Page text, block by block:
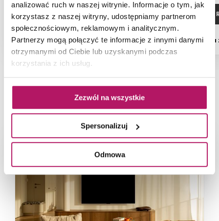
analizować ruch w naszej witrynie. Informacje o tym, jak
korzystasz z naszej witryny, udostępniamy partnerom
społecznościowym, reklamowym i analitycznym.
Partnerzy mogą połączyć te informacje z innymi danymi
otrzymanymi od Ciebie lub uzyskanymi podczas
korzystania z ich usług.
Zezwól na wszystkie
Spersonalizuj
Odmowa
ZOBACZ PRODUKT
Dostępność:na zamówienie
ZOBACZ
Dostępność:
NAJNOWSZE ARTYKUŁY